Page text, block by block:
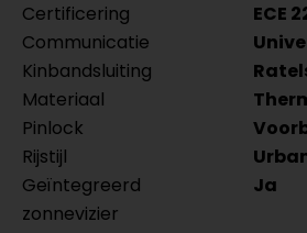
Certificering
ECE
Communicatie
Kinbandsluiting
Materiaal
Pinlock
Rijstijl
Geïntegreerd
zonnevizier
Ja